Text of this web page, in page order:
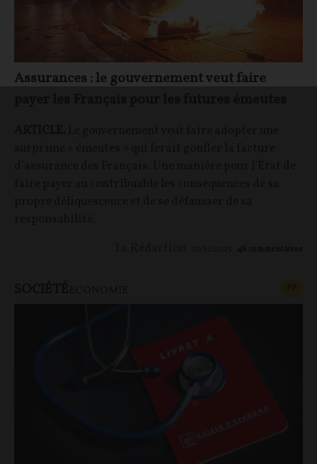
Assurances : le gouvernement veut faire